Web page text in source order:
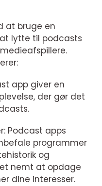
at bruge en
lytte til podcasts
app giver en
der gør det
Podcast apps
programmer
og
nemt at opdage
dine interesser.